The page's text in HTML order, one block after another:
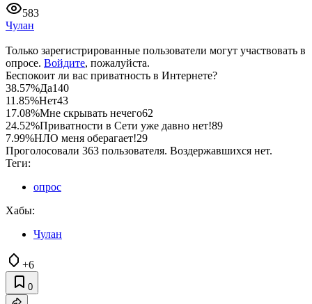
583
Чулан
Только зарегистрированные пользователи могут участвовать в
опросе. Войдите, пожалуйста.
Беспокоит ли вас приватность в Интернете?
38.57%Да140
11.85%Нет43
17.08%Мне скрывать нечего62
24.52%Приватности в Сети уже давно нет!89
7.99%НЛО меня оберагает!29
Проголосовали 363 пользователя. Воздержавшихся нет.
Теги:
опрос
Хабы:
Чулан
+6
0